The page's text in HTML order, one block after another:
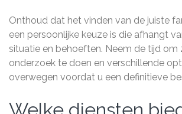
Onthoud dat het vinden van de juiste
een persoonlijke keuze is die afhangt
situatie en behoeften. Neem de tijd om
onderzoek te doen en verschillende
overwegen voordat u een definitieve
Welke diensten